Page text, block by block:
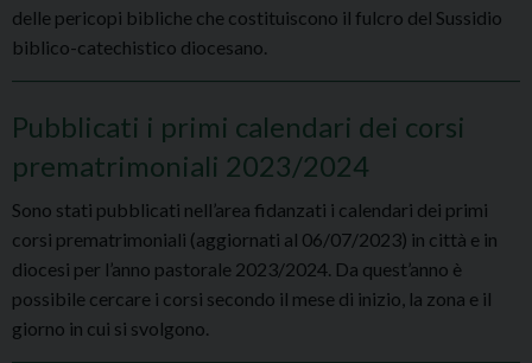
delle pericopi bibliche che costituiscono il fulcro del Sussidio
biblico-catechistico diocesano.
Pubblicati i primi calendari dei corsi
prematrimoniali 2023/2024
Sono stati pubblicati nell’area fidanzati i calendari dei primi
corsi prematrimoniali (aggiornati al 06/07/2023) in città e in
diocesi per l’anno pastorale 2023/2024. Da quest’anno è
possibile cercare i corsi secondo il mese di inizio, la zona e il
giorno in cui si svolgono.